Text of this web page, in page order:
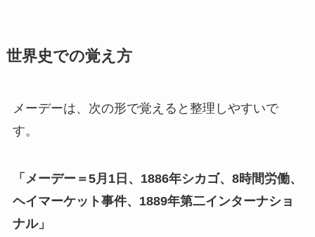
世界史での覚え方
メーデーは、次の形で覚えると整理しやすいで
す。
「メーデー＝5月1日、1886年シカゴ、8時間労働、
ヘイマーケット事件、1889年第二インターナショ
ナル」